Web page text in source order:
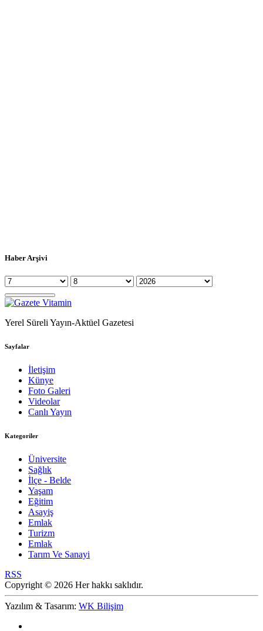
Haber Arşivi
Yerel Süreli Yayın-Aktüel Gazetesi
Sayfalar
İletişim
Künye
Foto Galeri
Videolar
Canlı Yayın
Kategoriler
Üniversite
Sağlık
İlçe - Belde
Yaşam
Eğitim
Asayiş
Emlak
Turizm
Emlak
Tarım Ve Sanayi
RSS
Copyright © 2026 Her hakkı saklıdır.
Yazılım & Tasarım: WK Bilişim